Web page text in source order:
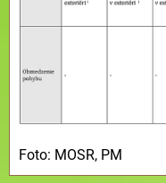
Foto: MOSR, PM